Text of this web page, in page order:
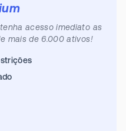
acesso imediato as
mais de 6.000 ativos!